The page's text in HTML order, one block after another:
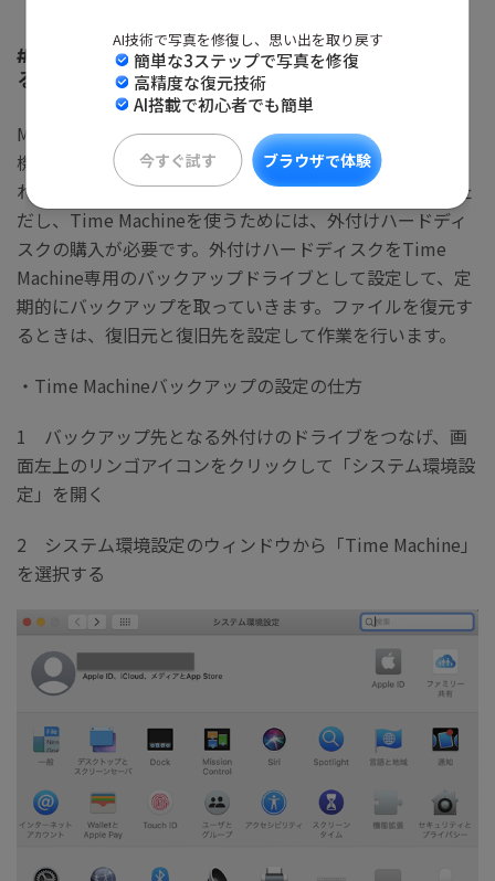
AI技術で写真を修復し、思い出を取り戻す
簡単な3ステップで写真を修復
高精度な復元技術
AI搭載で初心者でも簡単
今すぐ試す ブラウザで体験
#Time Machineバックアップでファイルを復元す
る
MacパソコンにはTime Machineと呼ばれるバックアップ
機能が備わっています。Time Machineを使えば、削除さ
れてしまったファイルなどを復元することが可能です。た
だし、Time Machineを使うためには、外付けハードディ
スクの購入が必要です。外付けハードディスクをTime
Machine専用のバックアップドライブとして設定して、定
期的にバックアップを取っていきます。ファイルを復元す
るときは、復旧元と復旧先を設定して作業を行います。
・Time Machineバックアップの設定の仕方
1 バックアップ先となる外付けのドライブをつなげ、画
面左上のリンゴアイコンをクリックして「システム環境設
定」を開く
2 システム環境設定のウィンドウから「Time Machine」
を選択する